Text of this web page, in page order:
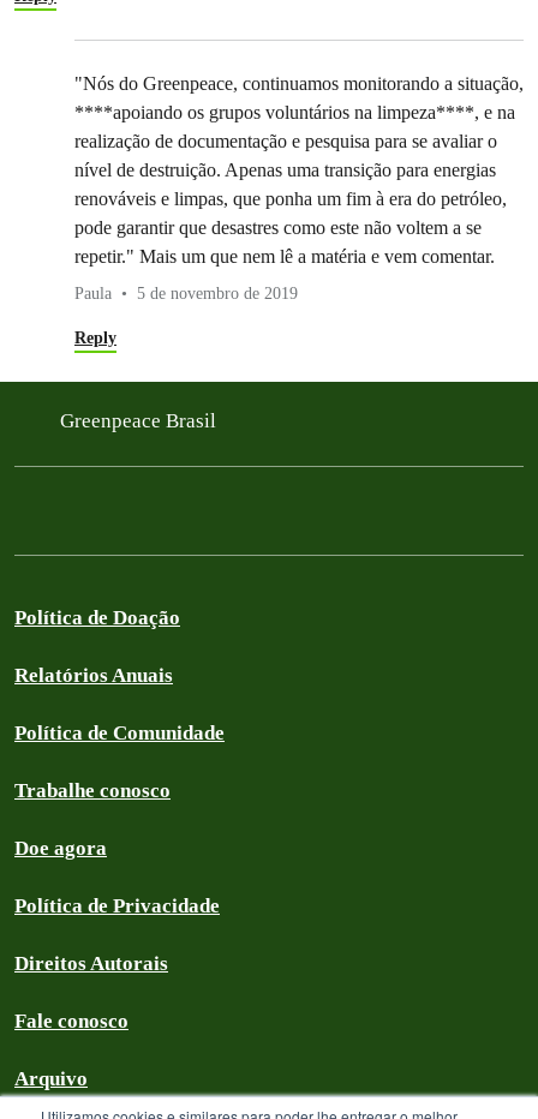
"Nós do Greenpeace, continuamos monitorando a situação,
****apoiando os grupos voluntários na limpeza****, e na
realização de documentação e pesquisa para se avaliar o
nível de destruição. Apenas uma transição para energias
renováveis e limpas, que ponha um fim à era do petróleo,
pode garantir que desastres como este não voltem a se
repetir." Mais um que nem lê a matéria e vem comentar.
Paula 5 de novembro de 2019
Reply
Greenpeace Brasil
Política de Doação
Relatórios Anuais
Política de Comunidade
Trabalhe conosco
Doe agora
Política de Privacidade
Direitos Autorais
Fale conosco
Arquivo